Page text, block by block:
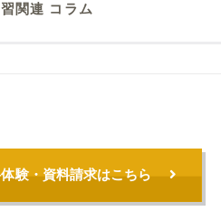
関連 コラム
験・資料請求はこちら